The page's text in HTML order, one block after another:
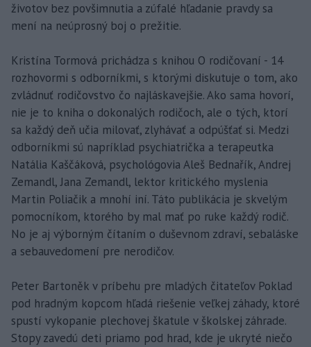
životov bez povšimnutia a zúfalé hľadanie pravdy sa
mení na neúprosný boj o prežitie.
Kristína Tormová prichádza s knihou O rodičovaní - 14
rozhovormi s odborníkmi, s ktorými diskutuje o tom, ako
zvládnuť rodičovstvo čo najláskavejšie. Ako sama hovorí,
nie je to kniha o dokonalých rodičoch, ale o tých, ktorí
sa každý deň učia milovať, zlyhávať a odpúšťať si. Medzi
odborníkmi sú napríklad psychiatrička a terapeutka
Natália Kaščáková, psychológovia Aleš Bednařík, Andrej
Zemandl, Jana Zemandl, lektor kritického myslenia
Martin Poliačik a mnohí iní. Táto publikácia je skvelým
pomocníkom, ktorého by mal mať po ruke každý rodič.
No je aj výborným čítaním o duševnom zdraví, sebaláske
a sebauvedomení pre nerodičov.
Peter Bartoněk v príbehu pre mladých čitateľov Poklad
pod hradným kopcom hľadá riešenie veľkej záhady, ktoré
spustí vykopanie plechovej škatule v školskej záhrade.
Stopy zavedú deti priamo pod hrad, kde je ukryté niečo